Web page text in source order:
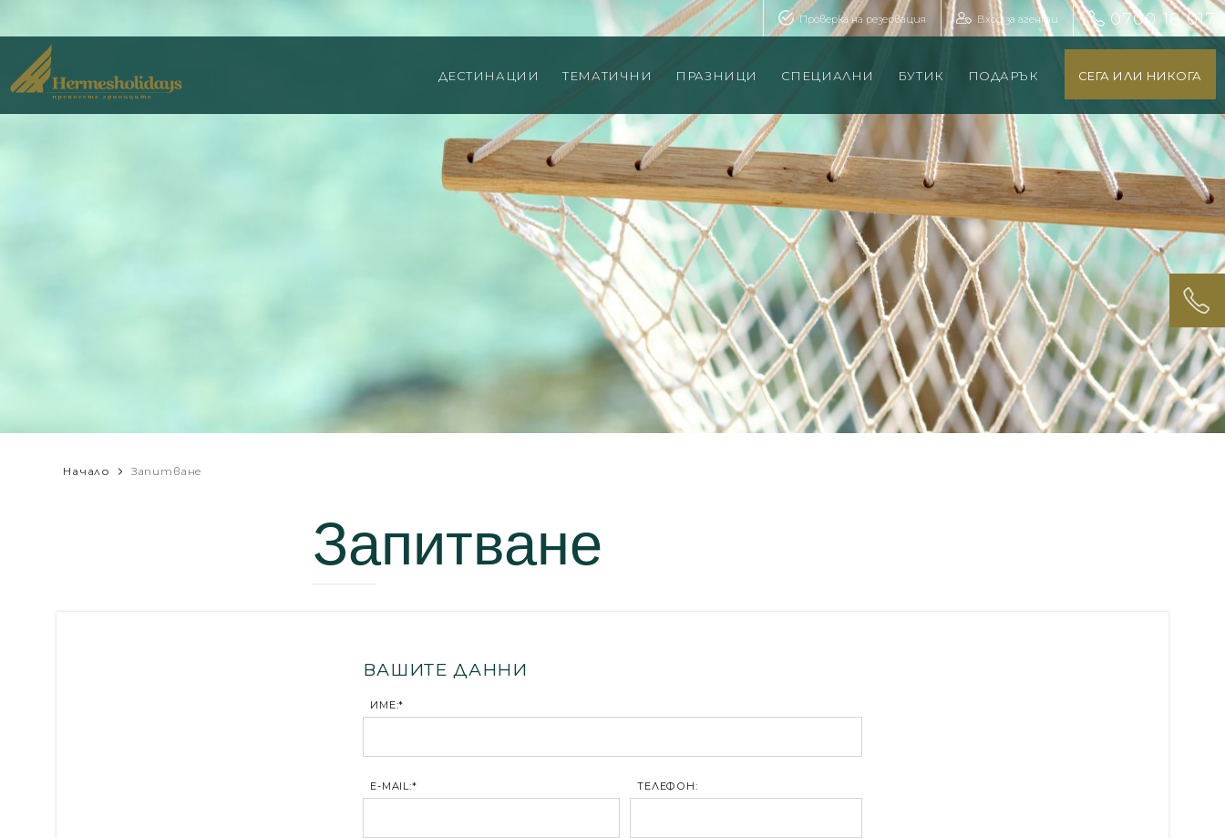
0700 18 017
Вход за агенти
Проверка на резервация
СЕГА ИЛИ НИКОГА
ДЕСТИНАЦИИ ТЕМАТИЧНИ ПРАЗНИЦИ СПЕЦИАЛНИ БУТИК ПОДАРЪК
Начало Запитване
Запитване
ВАШИТЕ ДАННИ
ИМЕ:*
E-MAIL:* ТЕЛЕФОН: